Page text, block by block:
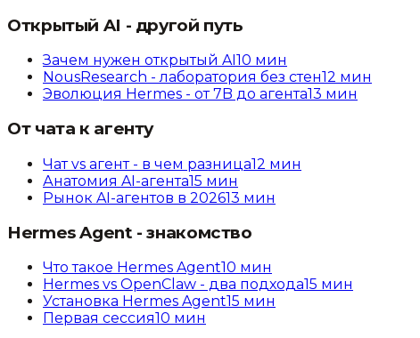
Открытый AI - другой путь
Зачем нужен открытый AI 10 мин
NousResearch - лаборатория без стен12 мин
Эволюция Hermes - от 7B до агента13 мин
От чата к агенту
Чат vs агент - в чем разница12 мин
Анатомия AI-агента15 мин
Рынок AI-агентов в 202613 мин
Hermes Agent - знакомство
Что такое Hermes Agent10 мин
Hermes vs OpenClaw - два подхода15 мин
Установка Hermes Agent15 мин
Первая сессия10 мин